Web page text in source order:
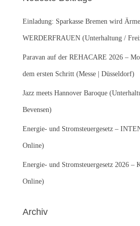
a
c
:
Einladung: Sparkasse Bremen wird
WERDERFRAUEN (Unterhaltung /
Paravan auf der REHACARE 2026 –
dem ersten Schritt (Messe | Düsseldorf)
Jazz meets Hannover Baroque
Bevensen)
Energie- und Stromsteuergesetz –
Online)
Energie- und Stromsteuergesetz 2026 –
Online)
Archiv